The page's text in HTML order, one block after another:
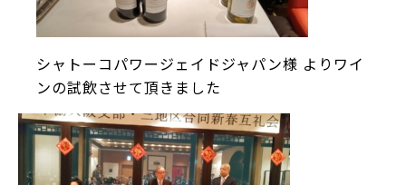
シャトーコパワージェイドジャパン様 よりワイ
ンの試飲させて頂きました